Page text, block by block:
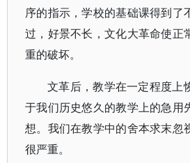
序的指示，学校的基础课得到了
过，好景不长，文化大革命使正
重的破坏。
文革后，教学在一定程度上
于我们历史悠久的教学上的急用
想。我们在教学中的舍本求末忽
很严重。